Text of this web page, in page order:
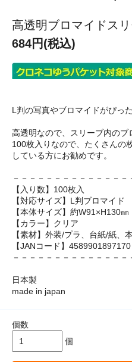
高透明ブロマイドス
684円(税込)
L判の写真やブロマイドがぴっ
高透明なので、スリーブ内のブ
100枚入りなので、たくさんの
している方にお勧めです。
－－－－－－－－－－－－－－
【入り数】100枚入
【対応サイズ】L判ブロマイド
【本体サイズ】約W91×H130㎜
【カラー】クリア
【素材】外装/プラ、台紙/紙、
【JANコード】4589901897170
－－－－－－－－－－－－－－
日本製
made in japan
個数
個